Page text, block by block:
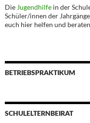
Die Jugendhilfe in der
Schüler/innen der
euch hier helfen und
BETRIEBSPRAKTIKUM
SCHULELTERNBEIRAT